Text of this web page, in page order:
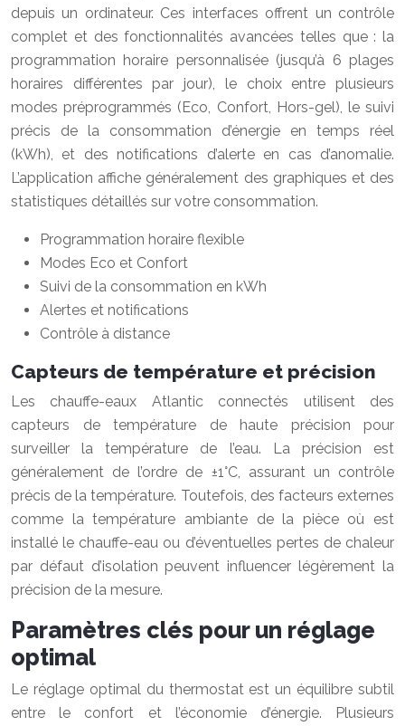
depuis un ordinateur. Ces interfaces offrent un contrôle
complet et des fonctionnalités avancées telles que : la
programmation horaire personnalisée (jusqu’à 6 plages
horaires différentes par jour), le choix entre plusieurs
modes préprogrammés (Eco, Confort, Hors-gel), le suivi
précis de la consommation d’énergie en temps réel
(kWh), et des notifications d’alerte en cas d’anomalie.
L’application affiche généralement des graphiques et des
statistiques détaillés sur votre consommation.
Programmation horaire flexible
Modes Eco et Confort
Suivi de la consommation en kWh
Alertes et notifications
Contrôle à distance
Capteurs de température et précision
Les chauffe-eaux Atlantic connectés utilisent des
capteurs de température de haute précision pour
surveiller la température de l’eau. La précision est
généralement de l’ordre de ±1°C, assurant un contrôle
précis de la température. Toutefois, des facteurs externes
comme la température ambiante de la pièce où est
installé le chauffe-eau ou d’éventuelles pertes de chaleur
par défaut d’isolation peuvent influencer légèrement la
précision de la mesure.
Paramètres clés pour un réglage
optimal
Le réglage optimal du thermostat est un équilibre subtil
entre le confort et l’économie d’énergie. Plusieurs